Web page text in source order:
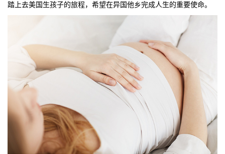
踏上去美国生孩子的旅程，希望在异国他乡完成人生的重要使命。